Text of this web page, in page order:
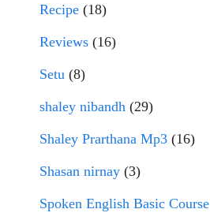
Recipe (18)
Reviews (16)
Setu (8)
shaley nibandh (29)
Shaley Prarthana Mp3 (16)
Shasan nirnay (3)
Spoken English Basic Course